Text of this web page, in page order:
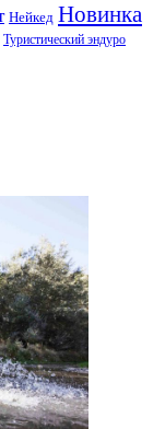
Нейкед Новинка
Туристический эндуро